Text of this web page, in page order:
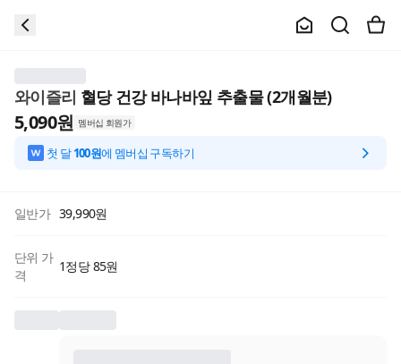
와이즐리 혈당 건강 바나바잎 추출물 (2개월분)
5,090원 멤버십 회원가
첫 달100원에 멤버십 구독하기
일반가 39,990원
단위 가
격
1정당 85원